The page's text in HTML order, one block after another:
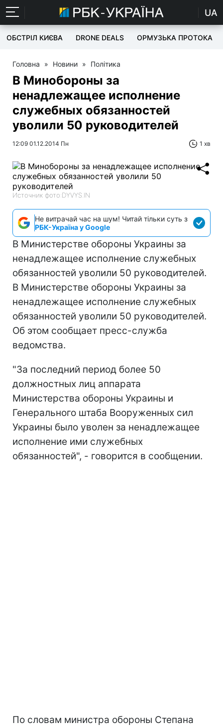
UA
ОБСТРІЛ КИЄВА DRONE DEALS ОРМУЗЬКА ПРОТОКА
Головна » Новини » Політика
В Минобороны за
ненадлежащее исполнение
служебных обязанностей
уволили 50 руководителей
12:09 01.12.2014 Пн 1 хв
Источник фото:DYVYS.IN
Не витрачай час на шум! Читай тільки суть з
РБК-Україна у Google
В Министерстве обороны Украины за
ненадлежащее исполнение служебных
обязанностей уволили 50 руководителей.
В Министерстве обороны Украины за
ненадлежащее исполнение служебных
обязанностей уволили 50 руководителей.
Об этом сообщает пресс-служба
ведомства.
"За последний период более 50
должностных лиц аппарата
Министерства обороны Украины и
Генерального штаба Вооруженных сил
Украины было уволен за ненадлежащее
исполнение ими служебных
обязанностей", - говорится в сообщении.
По словам министра обороны Степана